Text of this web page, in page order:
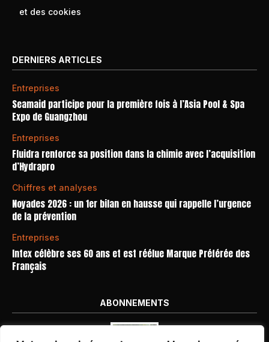
et des cookies
DERNIERS ARTICLES
Entreprises
Seamaid participe pour la première fois à l’Asia Pool & Spa
Expo de Guangzhou
Entreprises
Fluidra renforce sa position dans la chimie avec l’acquisition
d’Hydrapro
Chiffres et analyses
Noyades 2026 : un 1er bilan en hausse qui rappelle l’urgence
de la prévention
Entreprises
Intex célèbre ses 60 ans et est réélue Marque Préférée des
Français
ABONNEMENTS